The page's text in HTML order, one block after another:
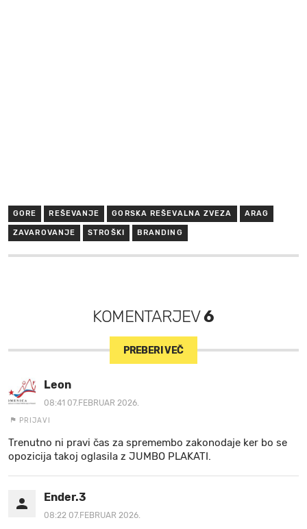
GORE REŠEVANJE GORSKA REŠEVALNA ZVEZA ARAG
ZAVAROVANJE STROŠKI BRANDING
KOMENTARJEV6
PREBERI VEČ
Leon
08:41 07.FEBRUAR 2026.
PRIJAVI
Trenutno ni pravi čas za spremembo zakonodaje ker bo se
opozicija takoj oglasila z JUMBO PLAKATI.
Ender.3
08:22 07.FEBRUAR 2026.